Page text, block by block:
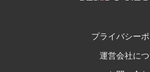
プライバシー
運営会社に